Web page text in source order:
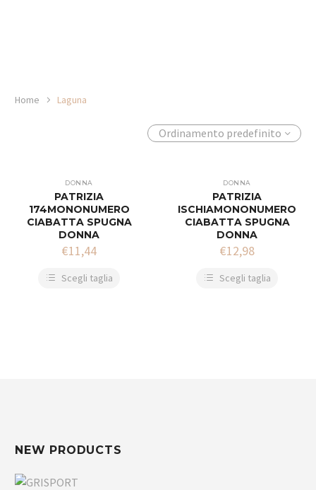
Home Laguna
Ordinamento predefinito
DONNA
PATRIZIA
174MONONUMERO
CIABATTA SPUGNA
DONNA
€11,44
Scegli taglia
DONNA
PATRIZIA
ISCHIAMONONUMERO
CIABATTA SPUGNA
DONNA
€12,98
Scegli taglia
NEW PRODUCTS